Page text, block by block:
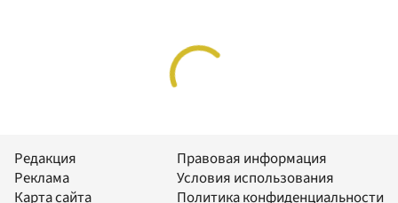
Редакция
Реклама
Карта сайта
Правовая информация
Условия использования
Политика конфиденциальности